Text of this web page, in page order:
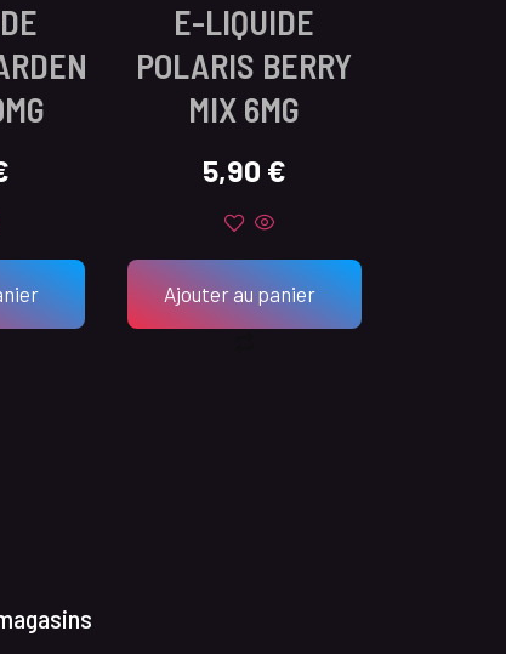
E-LIQUIDE
POLARIS BERRY
MIX 6MG
5,90 €
Ajouter au panier